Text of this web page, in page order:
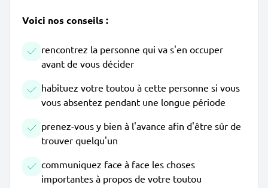
Voici nos conseils :
rencontrez la personne qui va s'en occuper
avant de vous décider
habituez votre toutou à cette personne si vous
vous absentez pendant une longue période
prenez-vous y bien à l'avance afin d'être sûr de
trouver quelqu'un
communiquez face à face les choses
importantes à propos de votre toutou